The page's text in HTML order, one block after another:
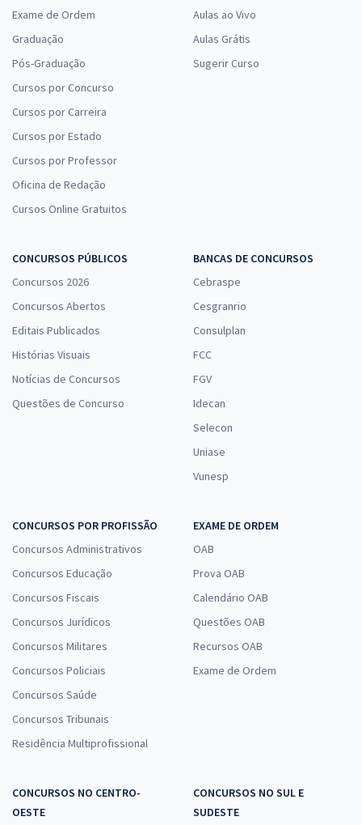
Exame de Ordem
Graduação
Pós-Graduação
Cursos por Concurso
Cursos por Carreira
Cursos por Estado
Cursos por Professor
Oficina de Redação
Cursos Online Gratuitos
Aulas ao Vivo
Aulas Grátis
Sugerir Curso
CONCURSOS PÚBLICOS
Concursos 2026
Concursos Abertos
Editais Publicados
Histórias Visuais
Notícias de Concursos
Questões de Concurso
BANCAS DE CONCURSOS
Cebraspe
Cesgranrio
Consulplan
FCC
FGV
Idecan
Selecon
Uniase
Vunesp
CONCURSOS POR PROFISSÃO
Concursos Administrativos
Concursos Educação
Concursos Fiscais
Concursos Jurídicos
Concursos Militares
Concursos Policiais
Concursos Saúde
Concursos Tribunais
Residência Multiprofissional
EXAME DE ORDEM
OAB
Prova OAB
Calendário OAB
Questões OAB
Recursos OAB
Exame de Ordem
CONCURSOS NO CENTRO-
OESTE
CONCURSOS NO SUL E
SUDESTE